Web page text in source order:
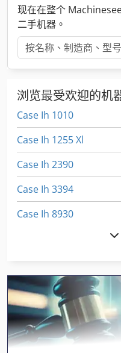
现在在整个
二手机器。
浏览最受欢迎的机
Case Ih 1010
Case Ih 1255 Xl
Case Ih 2390
Case Ih 3394
Case Ih 8930
Case Ih Cs 100
Case Ih Cs 110
Case Ih Cs 120